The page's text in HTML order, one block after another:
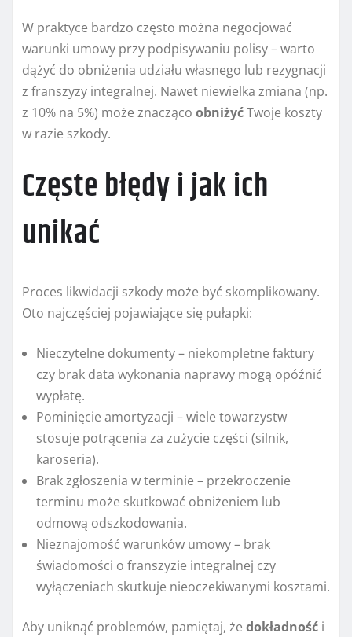
W praktyce bardzo często można negocjować
warunki umowy przy podpisywaniu polisy – warto
dążyć do obniżenia udziału własnego lub rezygnacji
z franszyzy integralnej. Nawet niewielka zmiana (np.
z 10% na 5%) może znacząco obniżyćTwoje koszty
w razie szkody.
Częste błędy i jak ich
unikać
Proces likwidacji szkody może być skomplikowany.
Oto najczęściej pojawiające się pułapki:
Nieczytelne dokumenty – niekompletne faktury
czy brak data wykonania naprawy mogą opóźnić
wypłatę.
Pominięcie amortyzacji – wiele towarzystw
stosuje potrącenia za zużycie części (silnik,
karoseria).
Brak zgłoszenia w terminie – przekroczenie
terminu może skutkować obniżeniem lub
odmową odszkodowania.
Nieznajomość warunków umowy – brak
świadomości o franszyzie integralnej czy
wyłączeniach skutkuje nieoczekiwanymi kosztami.
Aby uniknąć problemów, pamiętaj, że dokładność i